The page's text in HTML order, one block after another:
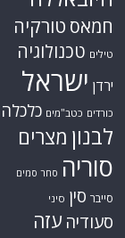
חמאס טורקיה
טילים טכנולוגיה
ירדן ישראל
כורדים כטב"מים כלכלה
לבנון מצרים
סוריה סחר סמים
סייבר סין סיני
סעודיה עזה